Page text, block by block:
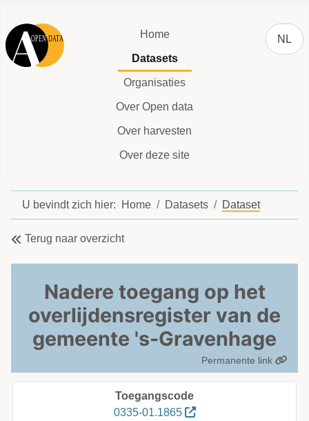
Home
Datasets
Organisaties
Over Open data
Over harvesten
Over deze site
NL
U bevindt zich hier: Home Datasets Dataset
Terug naar overzicht
Nadere toegang op het
overlijdensregister van de
gemeente 's-Gravenhage
Permanente link
Toegangscode
0335-01.1865